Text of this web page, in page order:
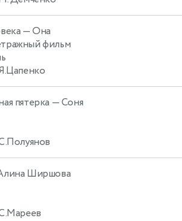
— Она
фильм
пятерка — Соня
Ширшова